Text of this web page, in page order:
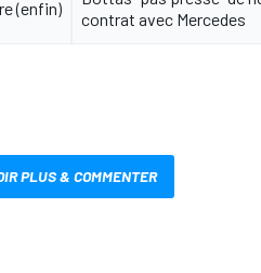
(enfin)
contrat avec Mercedes
PLUS & COMMENTER